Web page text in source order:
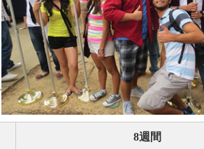
8週間